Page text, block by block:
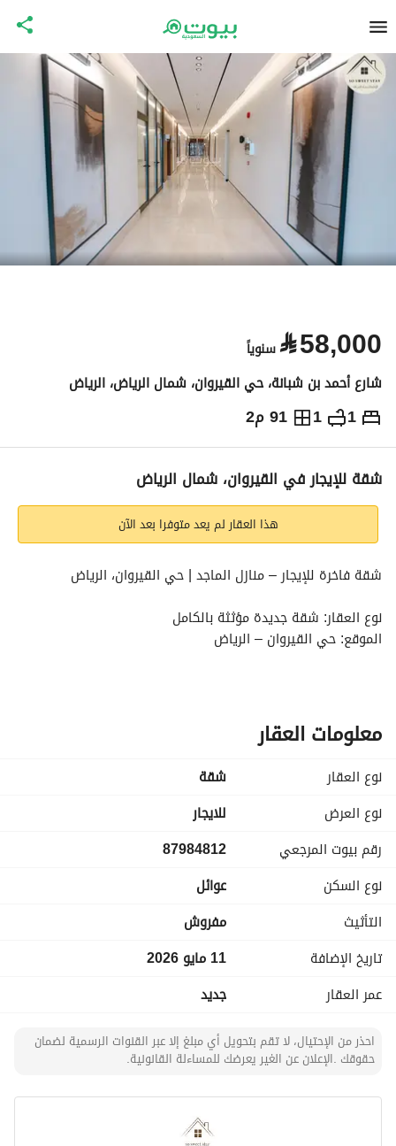
⃁58,000 سنوياً
شارع أحمد بن شبانة، حي القيروان، شمال الرياض، الرياض
1
1 91 م2 ⃁
58,000سنوياً
الإعلان الاماكن القريبة
شقة للإيجار في القيروان، شمال الرياض
هذا العقار لم يعد متوفرا بعد الآن
شقة فاخرة للإيجار – منازل الماجد | حي القيروان، الرياض
نوع العقار: شقة جديدة مؤثثة بالكامل
الموقع: حي القيروان – الرياض
+ موقف خاص + أثاث حديث وفاخر
ملاحظة: متاحة للإيجار السنوي والشهري
معلومات العقار
نوع العقار
شقة
نوع العرض
للايجار
رقم بيوت المرجعي
87984812
نوع السكن
عوائل
التأثيث
مفروش
تاريخ الإضافة
11 مايو 2026
عمر العقار
جديد
احذر من الإحتيال، لا تقم بتحويل أي مبلغ إلا عبر القنوات الرسمية لضمان
حقوقك .الإعلان عن الغير يعرضك للمساءلة القانونية.